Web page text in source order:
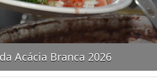
Acácia Branca 2026